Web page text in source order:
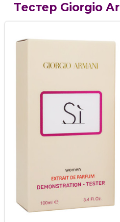
Тестер Giorgio